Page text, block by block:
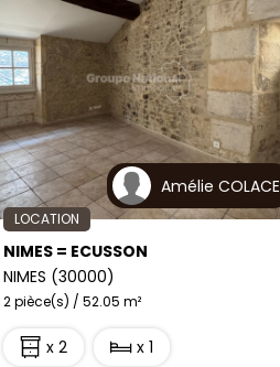
Amélie COLACE
LOCATION
NIMES = ECUSSON
NIMES (30000)
2 pièce(s) / 52.05 m²
x 2 x 1